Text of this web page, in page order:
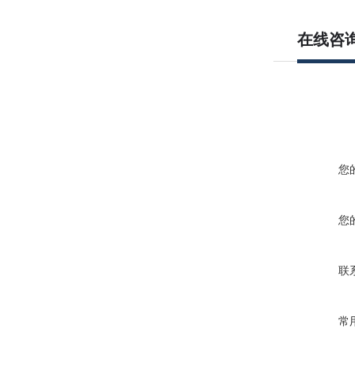
在线咨
您
您
联
常